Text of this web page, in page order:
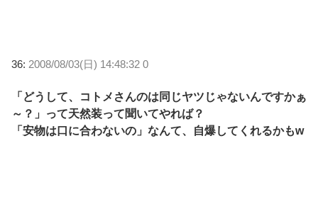
36: 2008/08/03(日) 14:48:32 0
「どうして、コトメさんのは同じヤツじゃないんですかぁ
～？」って天然装って聞いてやれば？
「安物は口に合わないの」なんて、自爆してくれるかもw